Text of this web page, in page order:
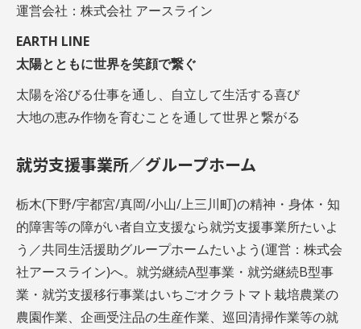
運営会社：株式会社 アースライン
EARTH LINE
太陽とともに世界を笑顔で繋ぐ
太陽を浴びる仕事を通し、自立して生活する喜び
大地の恵み作物を育むことを通して世界と繋がる
就労支援事業所／グループホーム
栃木(下野/宇都宮/真岡/小山/上三川町)の精神・身体・知
的障害等の障がい者自立支援なら就労支援事業所たいよ
う／共同生活援助グループホームたいよう(運営：株式会
社アースライン)へ。就労継続A型事業・就労継続B型事
業・就労支援移行事業はいちごオクラトマト栽培農業の
農園作業、企画受注品の生産作業、巡回清掃作業等の就